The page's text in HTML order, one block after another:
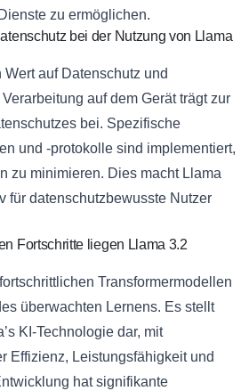
zu ermöglichen.
bei der Nutzung von Llama
auf Datenschutz und
auf dem Gerät trägt zur
bei. Spezifische
und -protokolle sind implementiert,
zu minimieren. Dies macht Llama
für datenschutzbewusste Nutzer
Fortschritte liegen Llama 3.2
Transformermodellen
überwachten Lernens. Es stellt
KI-Technologie dar, mit
Effizienz, Leistungsfähigkeit und
hat signifikante